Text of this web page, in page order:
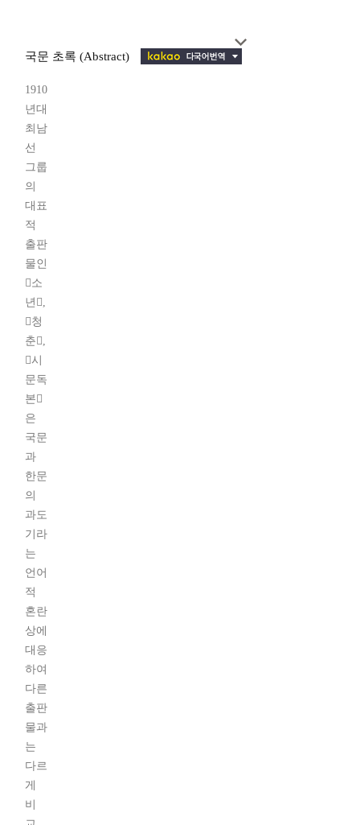
국문 초록 (Abstract)
1910
년대
최남
선
그룹
의
대표
적
출판
물인
󰡔소
년󰡕,
󰡔청
춘󰡕,
󰡔시
문독
본󰡕
은
국문
과
한문
의
과도
기라
는
언어
적
혼란
상에
대응
하여
다른
출판
물과
는
다르
게
비